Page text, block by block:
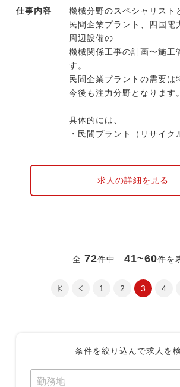
仕事内容
機械分野のスペシャリスト
民間企業プラント、四国電
周辺設備の
機械関係工事の計画〜施工
す。
民間企業プラントの需要は
今後も注力分野となります。
具体的には、
・民間プラント（リサイク
周辺設備等の据え付け工
成やデスクワークばかりに
余裕を持って現場管理や
ケーションに集中できます。
仕事をという好サイクルを
求人の詳細を見る
全72件中41~60件を
最初のページ
前のページ
1 2 3 4
次のページ
最後のペ
条件を絞り込んで求人を